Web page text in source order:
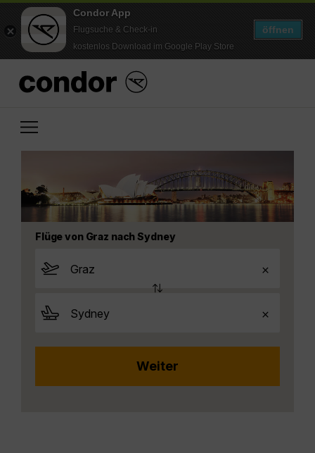
Condor App
Flugsuche & Check-in
kostenlos Download im Google Play Store
öffnen
Flüge von Graz nach Sydney